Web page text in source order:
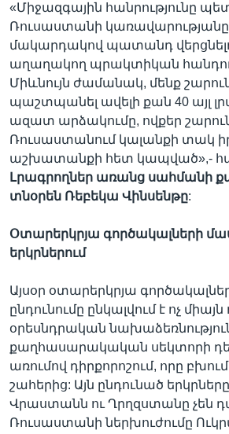
«Միջազգային հանրությունը
Ռուսաստանի
մակարդակով պատանդ
աղաղակող պրակտիկան
Միևնույն ժամանակ, մենք
պաշտպանել ավելի քան 40 այլ
ազատ արձակումը, ովքեր
Ռուսաստանում կալանքի տակ
աշխատանքի հետ կապված»,-
Լրագրողներ առանց սահմանի
տնօրեն Ռեբեկա Վինսենթը:
Օտարերկրյա գործակալների
երկրներում
Այսօր օտարերկրյա
ընդունումը ընկալվում է ոչ
օրեսնդրական
քաղհասարակական սեկտորի
առումով դիրքորոշում, որը
շահերից: Այն ընդունած
Վրաստանն ու Ղրղզստանը
Ռուսաստանի ներխուժումը